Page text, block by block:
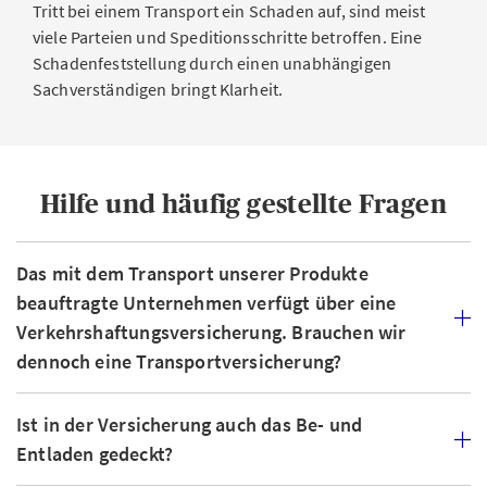
Diebstahl
Krieg, Streik, Unruhen und Terrorismus
Havarie-grosse-Beiträge
Als Logistikunternehmen sind Sie für die sichere und
pünktliche Beförderung des Transportguts
verantwortlich und haften im Fall eines Schadens – etwa
wenn es beschädigt, zu spät oder unvollständig am Ziel
ankommt. Zuverlässigen Schutz vor daraus
resultierenden Kosten bietet die auf Ihre Branche und
Ihren individuellen Bedarf ausgerichtete
Verkehrshaftungsversicherung der AXA. Wir
unterstützen Sie und Ihre Mitarbeitenden im
Schadenfall mit einer raschen und unkomplizierten
halten können, kommt die AXA für die Zahlung der
Strafe auf.
Tritt bei einem Transport ein Schaden auf, sind meist
viele Parteien und Speditionsschritte betroffen. Eine
Schadenfeststellung durch einen unabhängigen
Sachverständigen bringt Klarheit.
Hilfe und häufig gestellte Fragen
Das mit dem Transport unserer Produkte
beauftragte Unternehmen verfügt über eine
Verkehrshaftungsversicherung. Brauchen wir
dennoch eine Transportversicherung?
Ist in der Versicherung auch das Be- und
Entladen gedeckt?